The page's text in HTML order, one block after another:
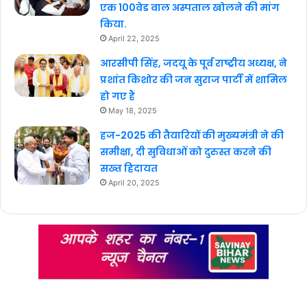
एक 100वेड वाल अस्पताल खोलने की मांग
किया.
April 22, 2025
आरसीपी सिंह, जदयू के पूर्व राष्ट्रीय अध्यक्ष, ने
प्रशांत किशोर की जन सुराज पार्टी में शामिल
हो गए हैं
May 18, 2025
हज-2025 की तैयारियों की मुख्यमंत्री ने की
समीक्षा, दी सुविधाओं को दुरुस्त करने की
सख्त हिदायत
April 20, 2025